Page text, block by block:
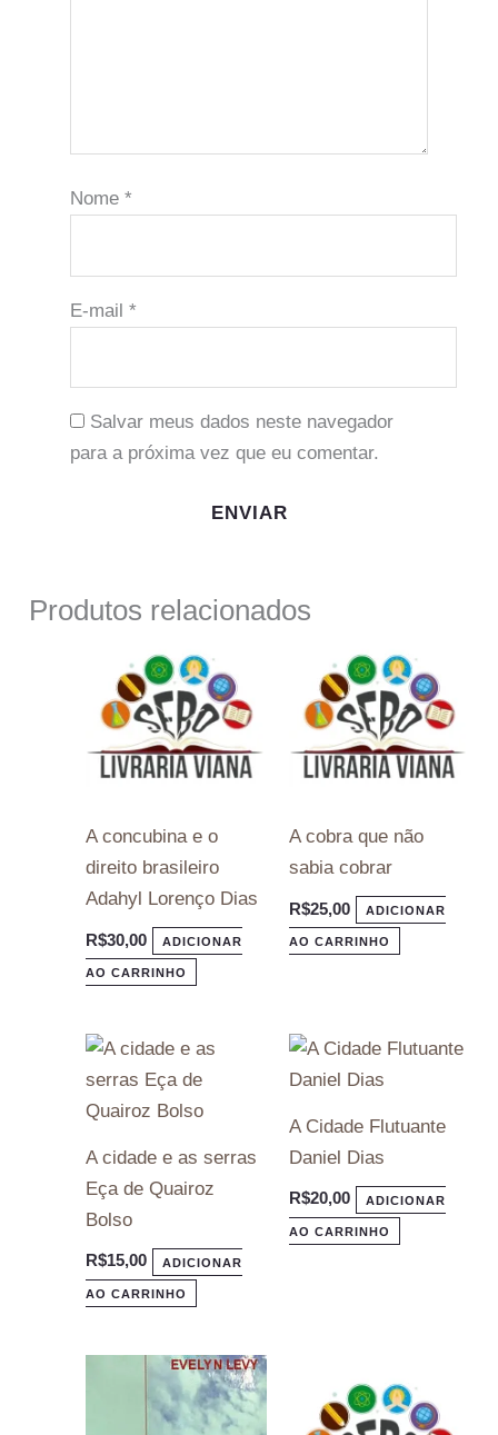
Nome *
E-mail *
Salvar meus dados neste navegador
para a próxima vez que eu comentar.
Produtos relacionados
A concubina e o
direito brasileiro
Adahyl Lorenço Dias
R$30,00 ADICIONAR
AO CARRINHO
A cobra que não
sabia cobrar
R$25,00 ADICIONAR
AO CARRINHO
A cidade e as serras
Eça de Quairoz
Bolso
R$15,00 ADICIONAR
AO CARRINHO
A Cidade Flutuante
Daniel Dias
R$20,00 ADICIONAR
AO CARRINHO